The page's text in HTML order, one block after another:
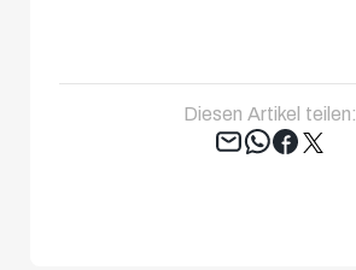
Diesen Artikel teilen:
Tweet